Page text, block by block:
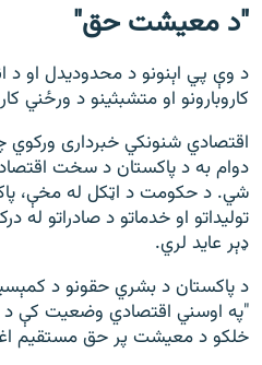
"د معیشت حق"
د وې پي اېنونو د محدودیدل او د
کاروبارونو او متشبثینو د ورځني
اقتصادي شنونکي خبرداری ورکوي
دوام به د پاکستان د سخت
شي. د حکومت د اټکل له مخې،
تولیداتو او خدماتو د صادراتو له
ډېر عاید لري.
د پاکستان د بشري حقونو د
"په اوسني اقتصادي وضعیت کې د
خلکو د معیشت پر حق مستقیم